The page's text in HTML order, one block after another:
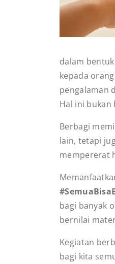
dalam
kepada
pengalaman
Hal ini
Berbagi
lain, tetapi
mempererat
bagi banyak
bernilai
Kegiatan
bagi kita